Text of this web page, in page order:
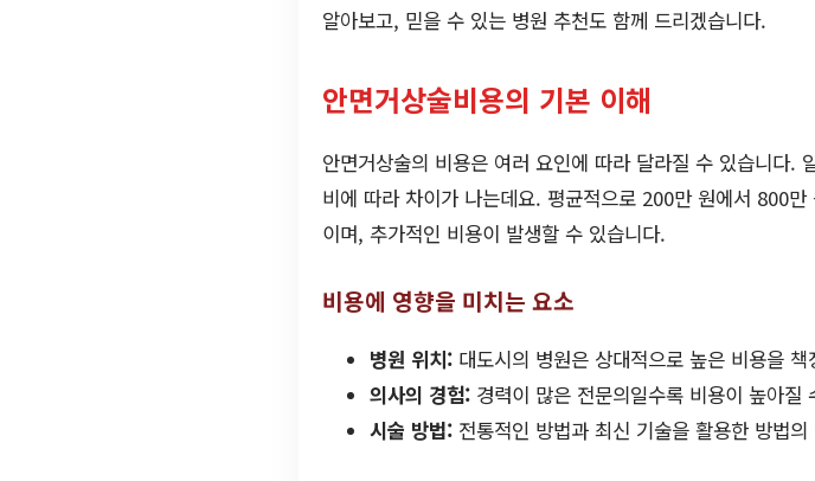
알아보고, 믿을 수 있는 병원 추천도 함께 드리겠습니다.
안면거상술비용의 기본 이해
안면거상술의 비용은 여러 요인에 따라 달라질 수 있습니다.
비에 따라 차이가 나는데요. 평균적으로 200만 원에서 800
이며, 추가적인 비용이 발생할 수 있습니다.
비용에 영향을 미치는 요소
병원 위치: 대도시의 병원은 상대적으로 높은 비용을
의사의 경험: 경력이 많은 전문의일수록 비용이 높아질
시술 방법: 전통적인 방법과 최신 기술을 활용한 방법